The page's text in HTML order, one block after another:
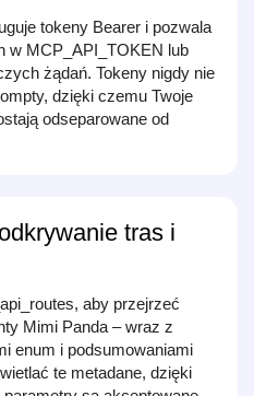
tokeny Bearer i pozwala
w MCP_API_TOKEN lub
żądań. Tokeny nigdy nie
dzięki czemu Twoje
odseparowane od
tras i
aby przejrzeć
Mimi Panda – wraz z
enum i podsumowaniami
te metadane, dzięki